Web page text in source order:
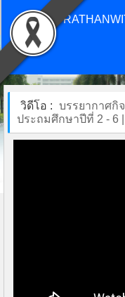
วิดีโอ : บรรยากาศกิ
ประถมศึกษาปีที่ 2 - 6